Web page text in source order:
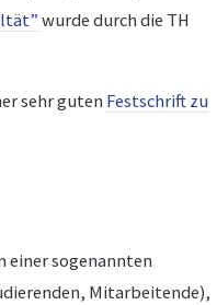
wurde durch die TH
sehr guten Festschrift zu
einer sogenannten
Mitarbeitende),